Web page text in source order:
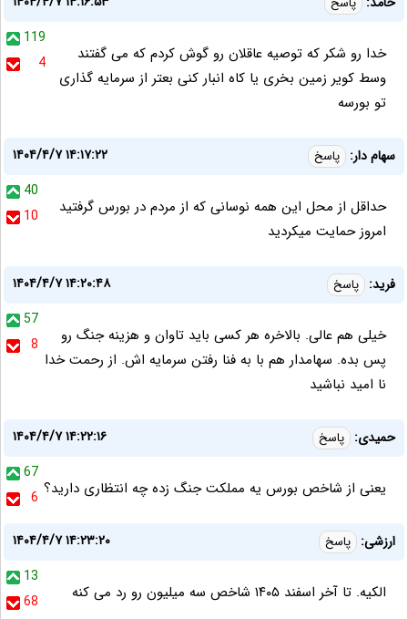
119
4
خدا رو شکر که توصیه عاقلان رو گوش کردم که می گفتند
وسط کویر زمین بخری یا کاه انبار کنی بعتر از سرمایه گذاری
تو بورسه
سهام دار: پاسخ
۱۴۰۴/۴/۷ ۱۴:۱۷:۲۲
40
10
حداقل از محل این همه نوسانی که از مردم در بورس گرفتید
امروز حمایت میکردید
فرید: پاسخ
۱۴۰۴/۴/۷ ۱۴:۲۰:۴۸
57
8
خیلی هم عالی. بالاخره هر کسی باید تاوان و هزینه جنگ رو
پس بده. سهامدار هم با به فنا رفتن سرمایه اش. از رحمت خدا
نا امید نباشید
حمیدی: پاسخ
۱۴۰۴/۴/۷ ۱۴:۲۲:۱۶
67
6 یعنی از شاخص بورس یه مملکت جنگ زده چه انتظاری دارید؟
ارزشی: پاسخ
۱۴۰۴/۴/۷ ۱۴:۲۳:۲۰
13
68
الکیه. تا آخر اسفند ۱۴۰۵ شاخص سه میلیون رو رد می کنه